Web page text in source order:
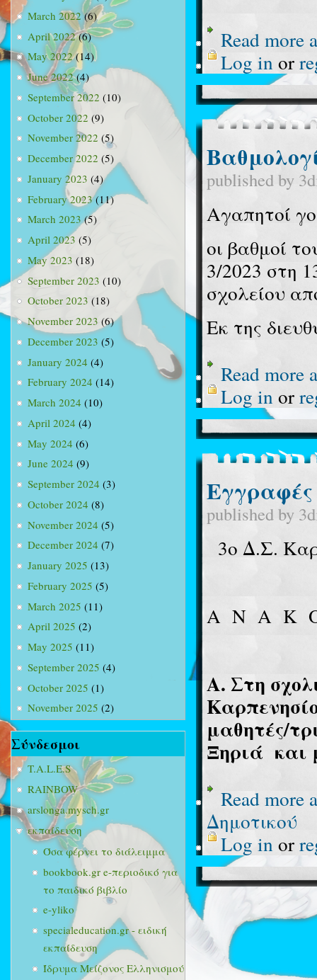
March 2022(6)
April 2022(6)
May 2022(14)
June 2022(4)
September 2022 (10)
October 2022 (9)
November 2022 (5)
December 2022 (5)
January 2023 (4)
February 2023(11)
March 2023(5)
April 2023 (5)
May 2023 (18)
September 2023 (10)
October 2023 (18)
November 2023 (6)
December 2023 (5)
January 2024 (4)
February 2024 (14)
March 2024 (10)
April 2024 (4)
May 2024 (6)
June 2024 (9)
September 2024 (3)
October 2024 (8)
November 2024 (5)
December 2024 (7)
January 2025 (13)
February 2025 (5)
March 2025 (11)
April 2025 (2)
May 2025 (11)
September 2025 (4)
October 2025 (1)
November 2025 (2)
Σύνδεσμοι
T.A.L.E.S
RAINBOW
arslonga.mysch.gr
εκπαίδευση
Όσα φέρνει το διάλειμμα
bookbook.gr e-περιοδικό για
το παιδικό βιβλίο
e-yliko
specialeducation.gr - ειδική
εκπαίδευση
Ίδρυμα Μείζονος Ελληνισμού
Read more
Log in or
published by
Αγαπητοί
οι βαθμοί
3/2023 στη
σχολείου
Εκ της
Read more
Log in or
Εγγραφές
published by
3ο Δ.Σ.
Α Ν Α Κ
Α. Στη
μαθητές/
Ξηριά και
Read more
Δημοτικού
Log in or